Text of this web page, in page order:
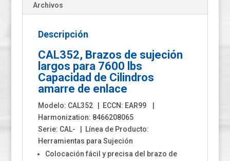
Archivos
Descripción
CAL352, Brazos de sujeción
largos para 7600 lbs
Capacidad de Cilindros
amarre de enlace
Modelo: CAL352 | ECCN: EAR99 |
Harmonization: 8466208065
Serie: CAL- | Línea de Producto:
Herramientas para Sujeción
Colocación fácil y precisa del brazo de